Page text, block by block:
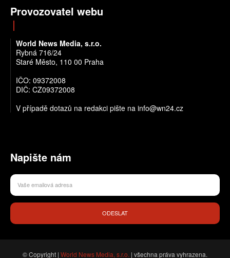
Provozovatel webu
World News Media, s.r.o.
Rybná 716/24
Staré Město, 110 00 Praha
IČO: 09372008
DIČ: CZ09372008
V případě dotazů na redakci pište na info@wn24.cz
Napište nám
ODESLAT
© Copyright | World News Media, s.r.o. | všechna práva vyhrazena.